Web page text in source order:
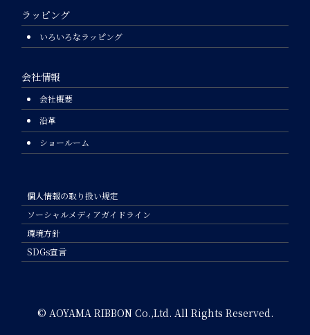
ラッピング
いろいろなラッピング
会社情報
会社概要
沿革
ショールーム
個人情報の取り扱い規定
ソーシャルメディアガイドライン
環境方針
SDGs宣言
© AOYAMA RIBBON Co.,Ltd. All Rights Reserved.